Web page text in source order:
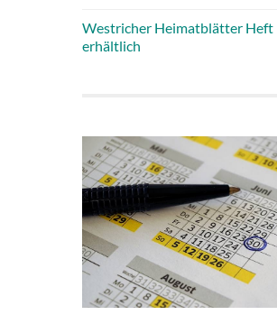
Westricher Heimatblätter
erhältlich